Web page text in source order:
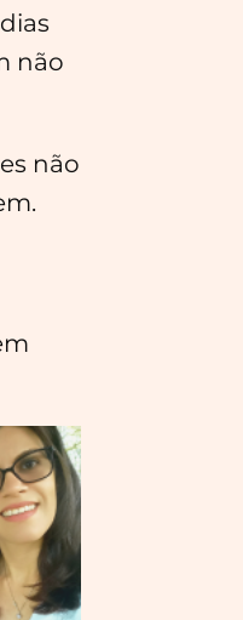
não
não